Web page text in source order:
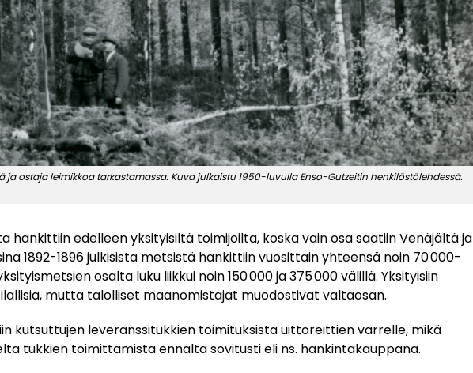
ja ostaja leimikkoa tarkastamassa. Kuva julkaistu 1950-luvulla Enso-Gutzeitin henkilöstölehdessä.
hankittiin edelleen yksityisiltä toimijoilta, koska vain osa saatiin Venäjältä ja
1892-1896 julkisista metsistä hankittiin vuosittain yhteensä noin 70 000-
osalta luku liikkui noin 150 000 ja 375 000 välillä. Yksityisiin
mutta talolliset maanomistajat muodostivat valtaosan.
kutsuttujen leveranssitukkien toimituksista uittoreittien varrelle, mikä
tukkien toimittamista ennalta sovitusti eli ns. hankintakauppana.